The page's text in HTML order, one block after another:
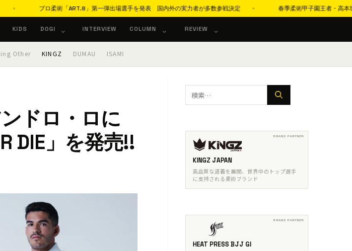
プロ柔術「ART.8」第一弾出場選手を発表 国内外の実力者が多数参戦決定 春季柔術甲子園王者・高本珠緒「ア
KIDS DOGI INTERVIEW COLUMN REVIEW
Other KINGZ DUMAU ISAMI
ドロ・ロに
DIE」を発売!!
検
索:
KINGZ JAPAN
高品質な道着を展開、世界中のトップ選手
に支持される柔術ブランド
HEAT PRESS BJJ GI